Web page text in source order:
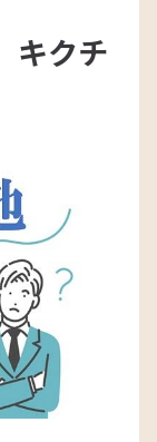
キクチ